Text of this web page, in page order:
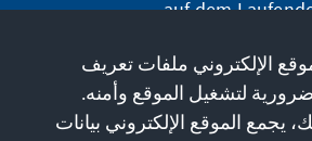
auf dem
Jetzt
الإلكتروني ملفات تعريف
لتشغيل الموقع وأمنه.
يجمع الموقع الإلكتروني بيانات